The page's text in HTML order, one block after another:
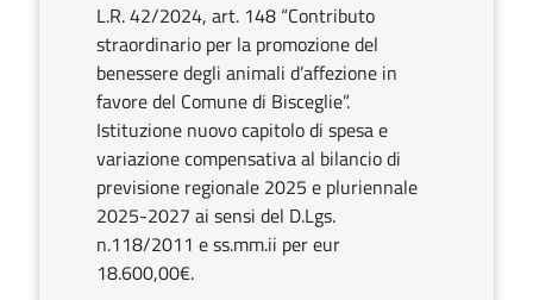
L.R. 42/2024, art. 148 “Contributo
straordinario per la promozione del
benessere degli animali d’affezione in
favore del Comune di Bisceglie”.
Istituzione nuovo capitolo di spesa e
variazione compensativa al bilancio di
previsione regionale 2025 e pluriennale
2025-2027 ai sensi del D.Lgs.
n.118/2011 e ss.mm.ii per eur
18.600,00€.